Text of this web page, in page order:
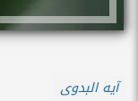
آيه البدوى